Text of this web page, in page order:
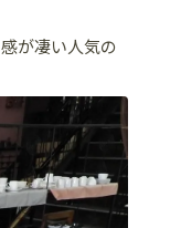
が凄い人気の